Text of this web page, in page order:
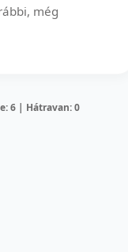
még
6 | Hátravan: 0